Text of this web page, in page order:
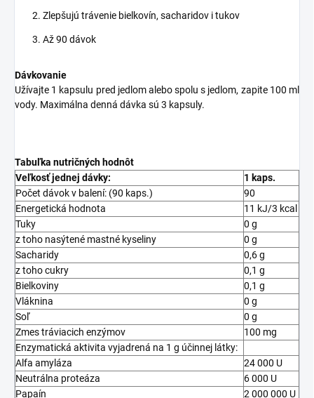
Zlepšujú trávenie bielkovín, sacharidov i tukov
Až 90 dávok
Dávkovanie
Užívajte 1 kapsulu pred jedlom alebo spolu s jedlom, zapite 100 ml
vody. Maximálna denná dávka sú 3 kapsuly.
Tabuľka nutričných hodnôt
Veľkosť jednej dávky:
1 kaps.
Počet dávok v balení: (90 kaps.)
90
Energetická hodnota
11 kJ/3 kcal
Tuky
0 g
z toho nasýtené mastné kyseliny
0 g
Sacharidy
0,6 g
z toho cukry
0,1 g
Bielkoviny
0,1 g
Vláknina
0 g
Soľ
0 g
Zmes tráviacich enzýmov
100 mg
Enzymatická aktivita vyjadrená na 1 g účinnej látky:
Alfa amyláza
24 000 U
Neutrálna proteáza
6 000 U
Papaín
2 000 000 U